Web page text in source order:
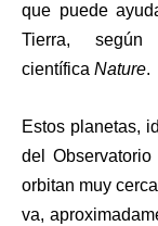
que puede
Tierra,
científica Nature.
Estos planetas,
del
orbitan muy
va,